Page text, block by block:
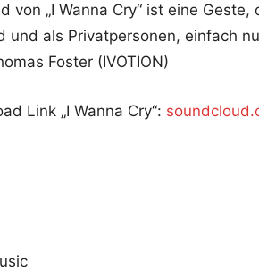
von „I Wanna Cry“ ist eine
und als Privatpersonen, einfach
Foster (IVOTION)
Link „I Wanna Cry“: